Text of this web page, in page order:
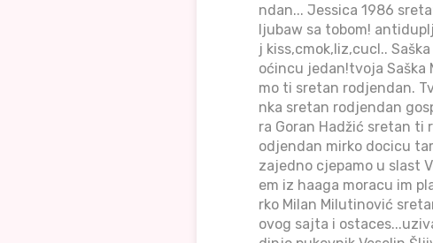
ndan... Jessica 1986
ljubaw sa tobom!
j kiss,cmok,liz,cucl..
oćincu jedan!tvoja Saška
mo ti sretan rodjendan.
nka sretan rodjendan
ra Goran Hadžić sretan ti
odjendan mirko docicu
zajedno cjepamo u slast
em iz haaga moracu im
rko Milan Milutinović
ovog sajta i